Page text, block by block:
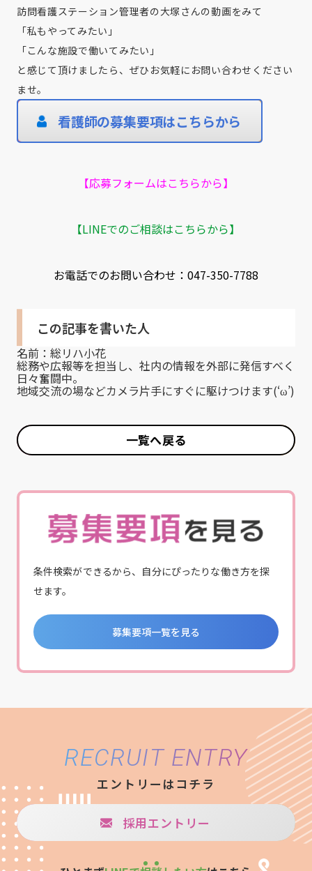
訪問看護ステーション管理者の大塚さんの動画をみて
「私もやってみたい」
「こんな施設で働いてみたい」
と感じて頂けましたら、ぜひお気軽にお問い合わせください
ませ。
看護師の募集要項はこちらから
【応募フォームはこちらから】
【LINEでのご相談はこちらから】
お電話でのお問い合わせ：047-350-7788
この記事を書いた人
名前： 総リハ小花
総務や広報等を担当し、社内の情報を外部に発信すべく
日々奮闘中。
地域交流の場などカメラ片手にすぐに駆けつけます(‘ω’)
一覧へ戻る
条件検索ができるから、自分にぴったりな働き方を探
せます。
募集要項一覧を見る
RECRUIT ENTRY
エントリーはコチラ
採用エントリー